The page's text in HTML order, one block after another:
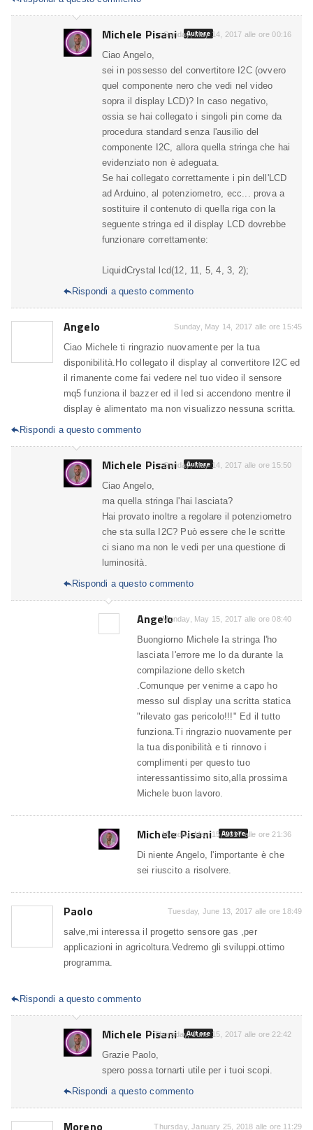
Michele Pisani Autore
Sunday, May 14, 2017 alle ore 00:16
Ciao Angelo,
sei in possesso del convertitore I2C (ovvero
quel componente nero che vedi nel video
sopra il display LCD)? In caso negativo,
ossia se hai collegato i singoli pin come da
procedura standard senza l'ausilio del
componente I2C, allora quella stringa che hai
evidenziato non è adeguata.
Se hai collegato correttamente i pin dell'LCD
ad Arduino, al potenziometro, ecc... prova a
sostituire il contenuto di quella riga con la
seguente stringa ed il display LCD dovrebbe
funzionare correttamente:
LiquidCrystal lcd(12, 11, 5, 4, 3, 2);
Rispondi a questo commento
Angelo Sunday, May 14, 2017 alle ore 15:45
Ciao Michele ti ringrazio nuovamente per la tua
disponibilità.Ho collegato il display al convertitore I2C ed
il rimanente come fai vedere nel tuo video il sensore
mq5 funziona il bazzer ed il led si accendono mentre il
display è alimentato ma non visualizzo nessuna scritta.
Rispondi a questo commento
Michele Pisani Autore
Sunday, May 14, 2017 alle ore 15:50
Ciao Angelo,
ma quella stringa l'hai lasciata?
Hai provato inoltre a regolare il potenziometro
che sta sulla I2C? Può essere che le scritte
ci siano ma non le vedi per una questione di
luminosità.
Rispondi a questo commento
AngeloMonday, May 15, 2017 alle ore 08:40
Buongiorno Michele la stringa l'ho
lasciata l'errore me lo da durante la
compilazione dello sketch
.Comunque per venirne a capo ho
messo sul display una scritta statica
"rilevato gas pericolo!!!" Ed il tutto
funziona.Ti ringrazio nuovamente per
la tua disponibilità e ti rinnovo i
complimenti per questo tuo
interessantissimo sito,alla prossima
Michele buon lavoro.
Michele Pisani Autore
Monday, May 15, 2017 alle ore 21:36
Di niente Angelo, l'importante è che
sei riuscito a risolvere.
Paolo Tuesday, June 13, 2017 alle ore 18:49
salve,mi interessa il progetto sensore gas ,per
applicazioni in agricoltura.Vedremo gli sviluppi.ottimo
programma.
Rispondi a questo commento
Michele Pisani Autore
Thursday, June 15, 2017 alle ore 22:42
Grazie Paolo,
spero possa tornarti utile per i tuoi scopi.
Rispondi a questo commento
Moreno Thursday, January 25, 2018 alle ore 11:29